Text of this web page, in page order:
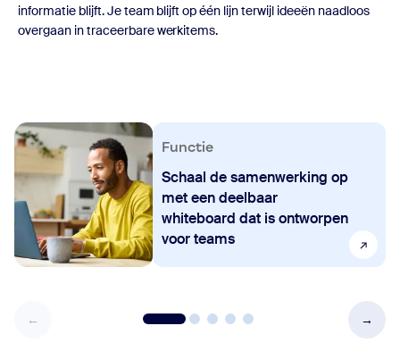
informatie blijft. Je team blijft op één lijn terwijl ideeën naadloos
overgaan in traceerbare werkitems.
Functie
Schaal de samenwerking op
met een deelbaar
whiteboard dat is ontworpen
voor teams